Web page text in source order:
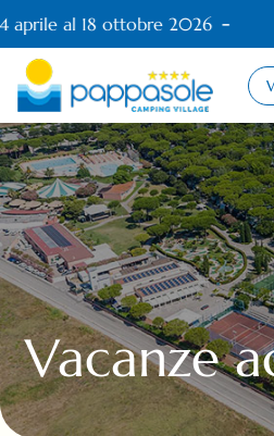
aprile al 18 ottobre 2026
Vacanze